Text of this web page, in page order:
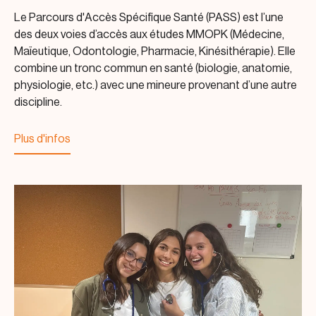
Le Parcours d'Accès Spécifique Santé (PASS) est l’une
des deux voies d’accès aux études MMOPK (Médecine,
Maïeutique, Odontologie, Pharmacie, Kinésithérapie). Elle
combine un tronc commun en santé (biologie, anatomie,
physiologie, etc.) avec une mineure provenant d’une autre
discipline.
Plus d'infos
Plus d'infos